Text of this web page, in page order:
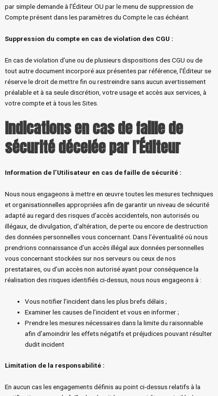
par simple demande à l’Éditeur OU par le menu de suppression de
Compte présent dans les paramètres du Compte le cas échéant.
Suppression du compte en cas de violation des CGU :
En cas de violation d’une ou de plusieurs dispositions des CGU ou de
tout autre document incorporé aux présentes par référence, l’Éditeur se
réserve le droit de mettre fin ou restreindre sans aucun avertissement
préalable et à sa seule discrétion, votre usage et accès aux services, à
votre compte et à tous les Sites.
Indications en cas de faille de
sécurité décelée par l’Éditeur
Information de l’Utilisateur en cas de faille de sécurité :
Nous nous engageons à mettre en œuvre toutes les mesures techniques
et organisationnelles appropriées afin de garantir un niveau de sécurité
adapté au regard des risques d’accès accidentels, non autorisés ou
illégaux, de divulgation, d’altération, de perte ou encore de destruction
des données personnelles vous concernant. Dans l’éventualité où nous
prendrions connaissance d’un accès illégal aux données personnelles
vous concernant stockées sur nos serveurs ou ceux de nos
prestataires, ou d’un accès non autorisé ayant pour conséquence la
réalisation des risques identifiés ci-dessus, nous nous engageons à :
Vous notifier l’incident dans les plus brefs délais ;
Examiner les causes de l’incident et vous en informer ;
Prendre les mesures nécessaires dans la limite du raisonnable
afin d’amoindrir les effets négatifs et préjudices pouvant résulter
dudit incident
Limitation de la responsabilité :
En aucun cas les engagements définis au point ci-dessus relatifs à la